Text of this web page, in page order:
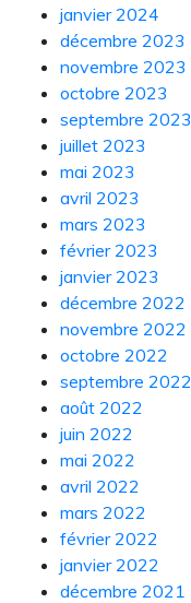
janvier 2024
décembre 2023
novembre 2023
octobre 2023
septembre 2023
juillet 2023
mai 2023
avril 2023
mars 2023
février 2023
janvier 2023
décembre 2022
novembre 2022
octobre 2022
septembre 2022
août 2022
juin 2022
mai 2022
avril 2022
mars 2022
février 2022
janvier 2022
décembre 2021